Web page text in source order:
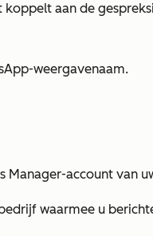
koppelt aan de
weergavenaam.
Manager-account van
waarmee u